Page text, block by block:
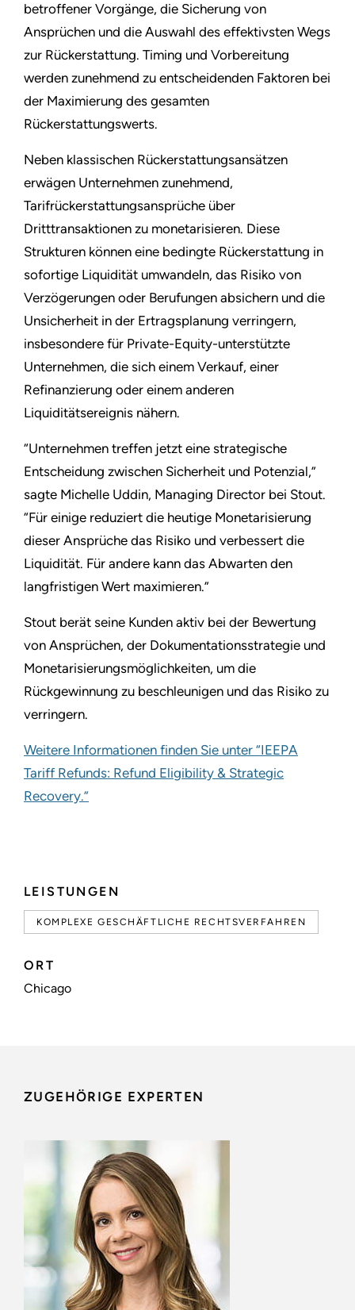
LEISTUNGEN
KOMPLEXE GESCHÄFTLICHE RECHTSVERFAHREN
ORT
Chicago
betroffener Vorgänge, die Sicherung von
Ansprüchen und die Auswahl des effektivsten Wegs
zur Rückerstattung. Timing und Vorbereitung
werden zunehmend zu entscheidenden Faktoren bei
der Maximierung des gesamten
Rückerstattungswerts.
Neben klassischen Rückerstattungsansätzen
erwägen Unternehmen zunehmend,
Tarifrückerstattungsansprüche über
Dritttransaktionen zu monetarisieren. Diese
Strukturen können eine bedingte Rückerstattung in
sofortige Liquidität umwandeln, das Risiko von
Verzögerungen oder Berufungen absichern und die
Unsicherheit in der Ertragsplanung verringern,
insbesondere für Private-Equity-unterstützte
Unternehmen, die sich einem Verkauf, einer
Refinanzierung oder einem anderen
Liquiditätsereignis nähern.
“Unternehmen treffen jetzt eine strategische
Entscheidung zwischen Sicherheit und Potenzial,”
sagte Michelle Uddin, Managing Director bei Stout.
“Für einige reduziert die heutige Monetarisierung
dieser Ansprüche das Risiko und verbessert die
Liquidität. Für andere kann das Abwarten den
langfristigen Wert maximieren.”
Stout berät seine Kunden aktiv bei der Bewertung
von Ansprüchen, der Dokumentationsstrategie und
Monetarisierungsmöglichkeiten, um die
Rückgewinnung zu beschleunigen und das Risiko zu
verringern.
Weitere Informationen finden Sie unter “IEEPA
Tariff Refunds: Refund Eligibility & Strategic
Recovery.”
ZUGEHÖRIGE EXPERTEN